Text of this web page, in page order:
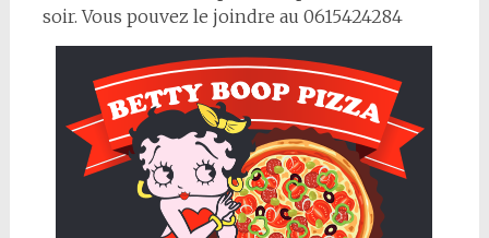
soir. Vous pouvez le joindre au 0615424284